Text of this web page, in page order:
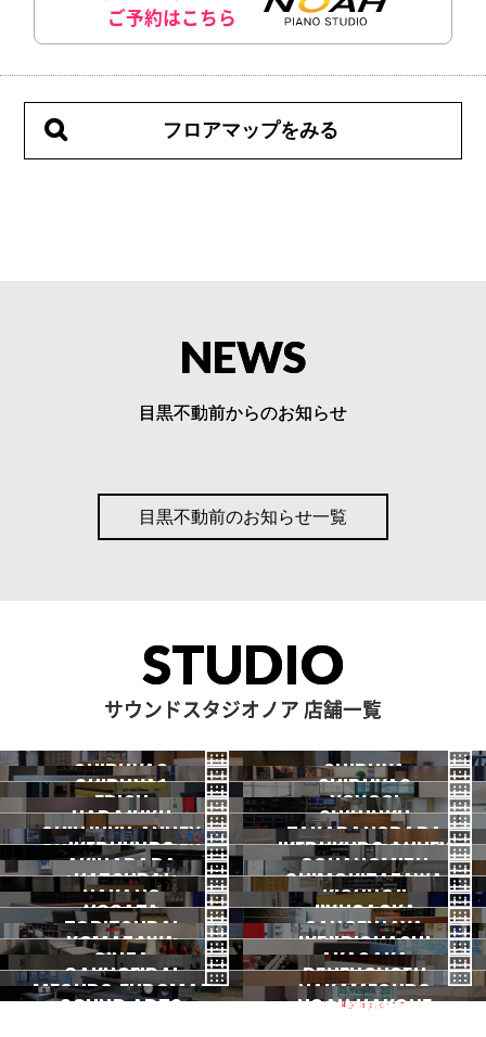
ご予約はこちら
フロアマップをみる
NEWS
目黒不動前からのお知らせ
【目黒不動前店】営業時間変
【目黒不動前店】営業時間変
更と深夜時間帯のご利用に
【目黒不動前店】ピアノのメ
ーカーの違いと特徴
NOAH BOOK
【目黒不動前店】スタジオ利
用をより便利に！常設モニ
ターディスプレイをご紹
介！
【目黒不動前店】 Pearl MRS
Series Setを1Bstに導入！
目黒不動前のお知らせ一覧
STUDIO
サウンドスタジオノア 店舗一覧
SHIBUYA3
渋谷3号
2026.07 OPEN
SHIBUYA
渋谷本店
SHIBUYA1
渋谷1号
SHIBUYA2
渋谷2号
EBISU
恵比寿
YOYOGI
代々木
HARAJUKU
原宿
SHINJUKU
新宿
SHINJUKU ANNEX
新宿ANNEX
TAKADANOBABA
高田馬場
IKEBUKURO
池袋
IKEBUKURO ANNEX
池袋ANNEX
AKIHABARA
秋葉原
OCHANOMIZU
御茶ノ水
HATSUDAI
初台
SHIMOKITAZAWA
下北沢
NAKANO
中野
KICHIJOJI
吉祥寺
NOGATA
野方
JIYUGAOKA
自由が丘
TORITSUDAI
都立大
SANGENJAYA
三軒茶屋
KOMAZAWA
駒沢
IKEJIRIOHASHI
池尻大橋
一時閉店中
GINZA
銀座
AKASAKA
赤坂
GAKUGEIDAI
学芸大
DENENCHOFU
田園調布
MEGURO FUDOMAE NAKAMEGURO
中目黒
SOUND ARTS NOAH HAKONE